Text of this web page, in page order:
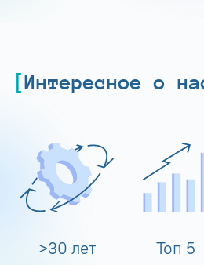
Интересное о
>30 лет Топ 5